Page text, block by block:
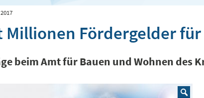
Millionen Fördergelder
beim Amt für Bauen und Wohnen des